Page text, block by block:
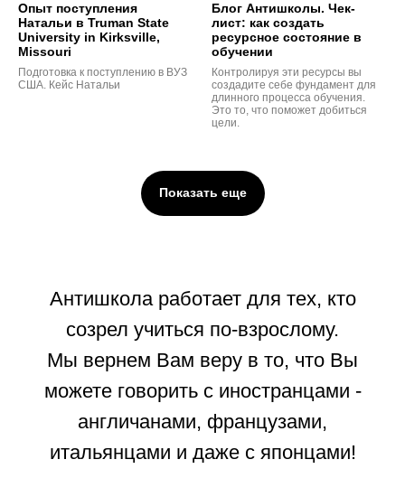
Опыт поступления
Натальи в Truman State
University in Kirksville,
Missouri
Подготовка к поступлению в ВУЗ
США. Кейс Натальи
Блог Антишколы. Чек-
лист: как создать
ресурсное состояние в
обучении
Контролируя эти ресурсы вы
создадите себе фундамент для
длинного процесса обучения.
Это то, что поможет добиться
цели.
Показать еще
Антишкола работает для тех, кто
созрел учиться по-взрослому.
Мы вернем Вам веру в то, что Вы
можете говорить с иностранцами -
англичанами, французами,
итальянцами и даже с японцами!